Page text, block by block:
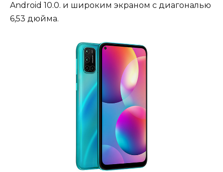
Android 10.0. и широким экраном с диагональю
6,53 дюйма.